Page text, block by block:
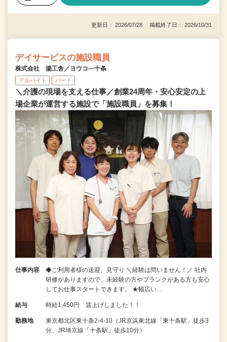
更新日： 2026/07/28 掲載終了日： 2026/10/31
デイサービスの施設職員
株式会社 揚工舎／ヨウコ―十条
アルバイト パート
＼介護の現場を支える仕事／創業24周年・安心安定の上
場企業が運営する施設で「施設職員」を募集！
仕事内容
◆ご利用者様の送迎、見守り ＼経験は問いません！／ 社内
研修がありますので、未経験の方やブランクがある方も安心
してお仕事スタートできます。 ★幅広い…
給与 時給1,450円 賃上げしました！！
勤務地
東京都北区東十条2-4-10（JR京浜東北線「東十条駅」徒歩3
分、JR埼京線「十条駅」徒歩10分）